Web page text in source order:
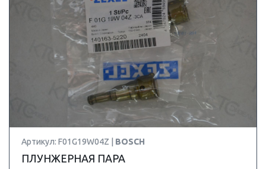
Артикул: F01G19W04Z | BOSCH
ПЛУНЖЕРНАЯ ПАРА